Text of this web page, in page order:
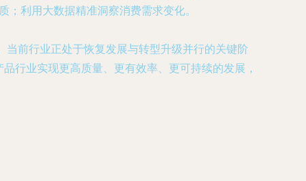
利用大数据精准洞察消费需求变化。
前行业正处于恢复发展与转型升级并行的关键阶
行业实现更高质量、更有效率、更可持续的发展，